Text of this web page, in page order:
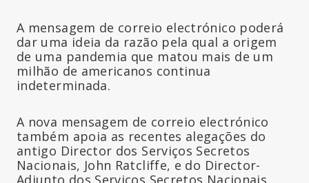
A mensagem de correio electrónico poderá
dar uma ideia da razão pela qual a origem
de uma pandemia que matou mais de um
milhão de americanos continua
indeterminada.
A nova mensagem de correio electrónico
também apoia as recentes alegações do
antigo Director dos Serviços Secretos
Nacionais, John Ratcliffe, e do Director-
Adjunto dos Serviços Secretos Nacionais,